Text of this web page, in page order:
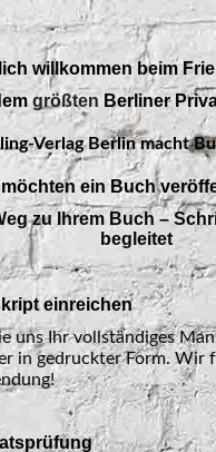
willkommen beim
größten Berliner
Verlag Berlin macht
ein Buch
zu Ihrem Buch –
begleitet
einreichen
uns Ihr vollständiges
in gedruckter Form. Wir